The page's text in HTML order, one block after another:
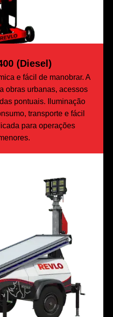
(Diesel)
e fácil de manobrar. A
obras urbanas, acessos
pontuais. Iluminação
transporte e fácil
para operações